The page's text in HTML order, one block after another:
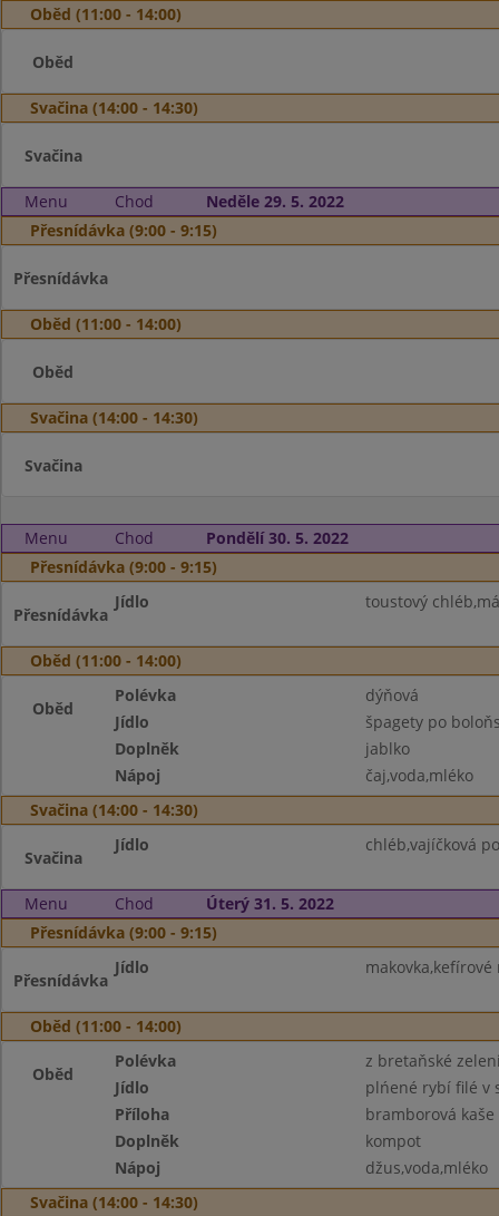
Oběd (11:00 - 14:00)
Oběd
Svačina (14:00 - 14:30)
Svačina
Menu Chod
Neděle 29. 5. 2022
Přesnídávka (9:00 - 9:15)
Přesnídávka
Oběd (11:00 - 14:00)
Oběd
Svačina (14:00 - 14:30)
Svačina
Menu Chod
Pondělí 30. 5. 2022
Přesnídávka (9:00 - 9:15)
Přesnídávka
Jídlo toustový
Oběd (11:00 - 14:00)
Oběd
Polévka
dýňová
Jídlo
špagety po
Doplněk
jablko
Nápoj
čaj,voda,mléko
Svačina (14:00 - 14:30)
Svačina
Jídlo chléb,vajíčková
Menu Chod
Úterý 31. 5. 2022
Přesnídávka (9:00 - 9:15)
Přesnídávka
Jídlo
Oběd (11:00 - 14:00)
Oběd
Polévka
z bretaňské
Jídlo
plńené rybí filé v
Příloha
bramborová kaše
Doplněk
kompot
Nápoj
džus,voda,mléko
Svačina (14:00 - 14:30)